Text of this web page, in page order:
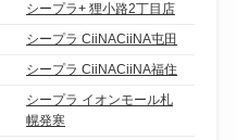
シープラ+ 狸小路2丁目店
シープラ CiiNACiiNA屯田
シープラ CiiNACiiNA福住
シープラ イオンモール札
幌発寒